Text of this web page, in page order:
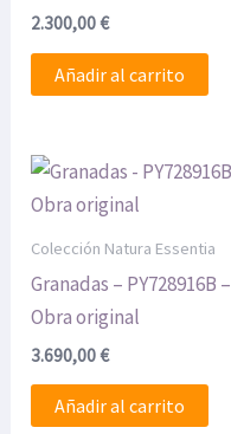
2.300,00€
Añadir al carrito
Colección Natura Essentia
Granadas – PY728916B –
Obra original
3.690,00€
Añadir al carrito